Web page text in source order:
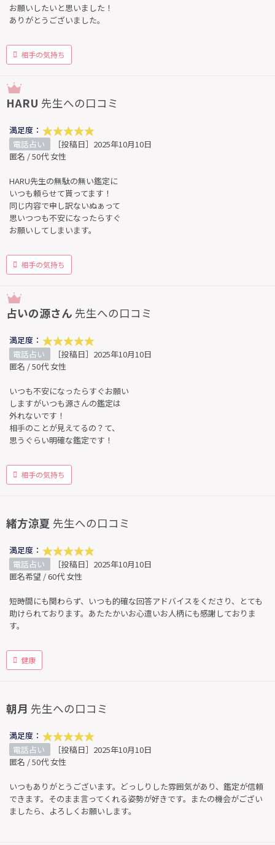
お願いしたいと思いました！
ありがとうございました。
相手の気持ち
HARU 先生への口コミ
満足度：
電話占い
［投稿日］2025年10月10日
匿名 / 50代 女性
HARU先生の無駄の無い鑑定に
いつも頼らせて貰ってます！
同じ内容で申し訳ないぬぁって
思いつつも不安になったらすぐ
お願いしてしまいます。
相手の気持ち
占いの源さん 先生への口コミ
満足度：
電話占い
［投稿日］2025年10月10日
匿名 / 50代 女性
いつも不安になったらすぐお願い
しますがいつも源さんの鑑定は
外れないです！
相手のことが見えてるの？て、
思うぐらい明確な鑑定です！
相手の気持ち
緒方涼夏 先生への口コミ
満足度：
電話占い
［投稿日］2025年10月10日
匿名希望 / 60代 女性
短時間にも関わらず、いつも的確な回答アドバイスをくださり、とても
助けられております。あたたかいお心遣いお人柄にも感謝しておりま
す。
健康
朝月 先生への口コミ
満足度：
電話占い
［投稿日］2025年10月10日
匿名 / 50代 女性
いつもありがとうございます。どっしりした雰囲気があり、鑑定が信頼
できます。そのまま言ってくれる姿勢が好きです。またの機会がござい
ましたら、よろしくお願いします。